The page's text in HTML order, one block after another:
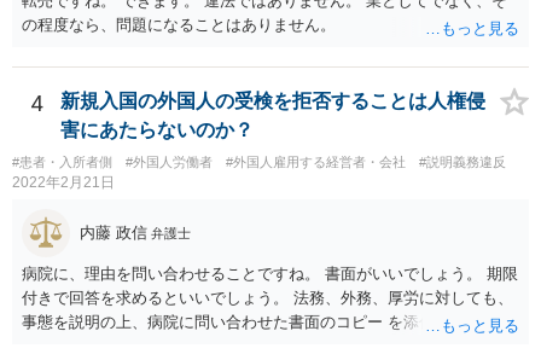
の程度なら、問題になることはありません。
4
新規入国の外国人の受検を拒否することは人権侵
害にあたらないのか？
#患者・入所者側 #外国人労働者 #外国人雇用する経営者・会社 #説明義務違反
2022年2月21日
内藤 政信 弁護士
病院に、理由を問い合わせることですね。 書面がいいでしょう。 期限
付きで回答を求めるといいでしょう。 法務、外務、厚労に対しても、
事態を説明の上、病院に問い合わせた書面のコピー を添付して送付